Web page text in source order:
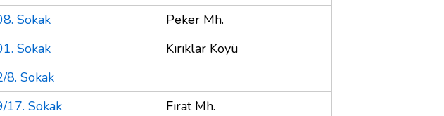
Sokak
Peker Mh.
Sokak
Kırıklar Köyü
8. Sokak
17. Sokak
Fırat Mh.